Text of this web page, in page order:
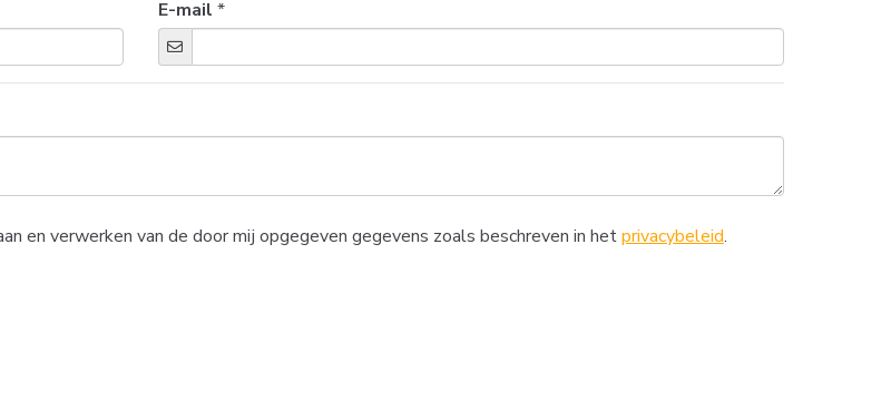
E-mail *
en verwerken van de door mij opgegeven gegevens zoals beschreven in hetprivacybeleid.